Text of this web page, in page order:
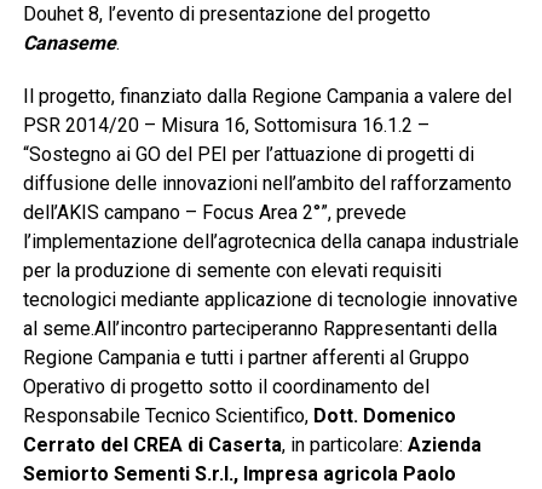
Douhet 8, l’evento di presentazione del progetto
Canaseme.
Il progetto, finanziato dalla Regione Campania a valere del
PSR 2014/20 – Misura 16, Sottomisura 16.1.2 –
“Sostegno ai GO del PEI per l’attuazione di progetti di
diffusione delle innovazioni nell’ambito del rafforzamento
dell’AKIS campano – Focus Area 2°”, prevede
l’implementazione dell’agrotecnica della canapa industriale
per la produzione di semente con elevati requisiti
tecnologici mediante applicazione di tecnologie innovative
al seme.All’incontro parteciperanno Rappresentanti della
Regione Campania e tutti i partner afferenti al Gruppo
Operativo di progetto sotto il coordinamento del
Responsabile Tecnico Scientifico, Dott. Domenico
Cerrato del CREA di Caserta, in particolare: Azienda
Semiorto Sementi S.r.l., Impresa agricola Paolo